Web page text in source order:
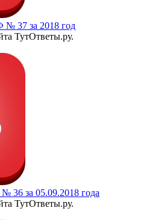
№ 37 за 2018 год
ТутОтветы.ру.
36 за 05.09.2018 года
ТутОтветы.ру.